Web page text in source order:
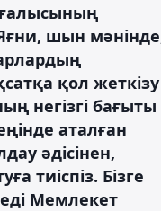
шын
қол жеткізу
негізгі бағыты
аталған
әдісінен,
тиіспіз. Бізге
Мемлекет